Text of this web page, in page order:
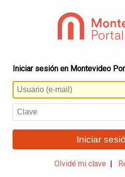
Iniciar sesión en Montevideo
Iniciar
Olvidé mi clave